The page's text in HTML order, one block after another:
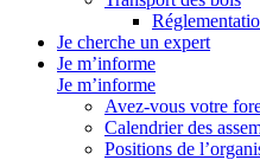
Je cherche un expert
Je m’informe
Je m’informe
Avez-vous votre
Calendrier des
Positions de